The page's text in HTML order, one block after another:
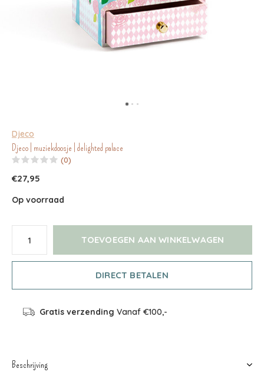
Djeco
Djeco | muziekdoosje | delighted palace
(0)
€27,95
Op voorraad
TOEVOEGEN AAN WINKELWAGEN
DIRECT BETALEN
Gratis verzending Vanaf €100,-
Beschrijving